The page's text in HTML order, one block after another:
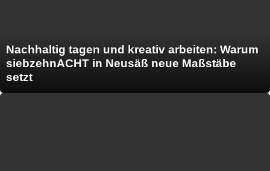
Nachhaltig tagen und kreativ arbeiten: Warum
siebzehnACHT in Neusäß neue Maßstäbe
setzt